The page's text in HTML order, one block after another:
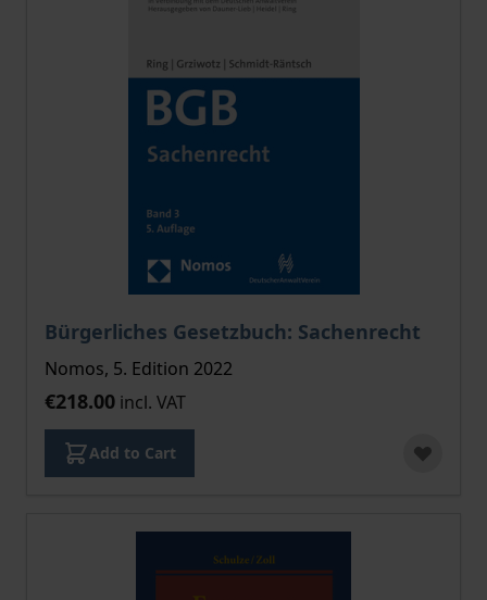
Bürgerliches Gesetzbuch: Sachenrecht
Nomos, 5. Edition 2022
€218.00 incl. VAT
Add to Cart